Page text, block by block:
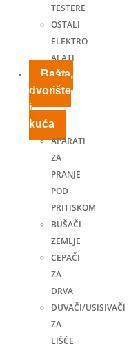
TESTERE
OSTALI
ELEKTRO
ALATI
Bašta,
dvorište
i
kuća
APARATI
ZA
PRANJE
POD
PRITISKOM
BUŠAČI
ZEMLJE
CEPAČI
ZA
DRVA
DUVAČI/USISIVAČI
ZA
LIŠĆE